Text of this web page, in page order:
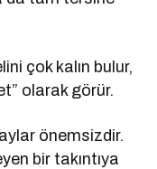
çok kalın bulur,
olarak görür.
önemsizdir.
bir takıntıya